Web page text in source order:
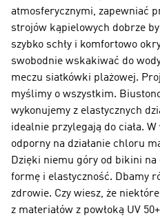
atmosferycznymi, zapewniać
strojów kąpielowych dobrze
szybko schły i komfortowo
swobodnie wskakiwać do
meczu siatkówki plażowej.
myślimy o wszystkim.
wykonujemy z elastycznych
idealnie przylegają do ciała.
odporny na działanie chloru
Dzięki niemu góry od bikini na
formę i elastyczność. Dbamy
zdrowie. Czy wiesz, że
z materiałów z powłoką UV